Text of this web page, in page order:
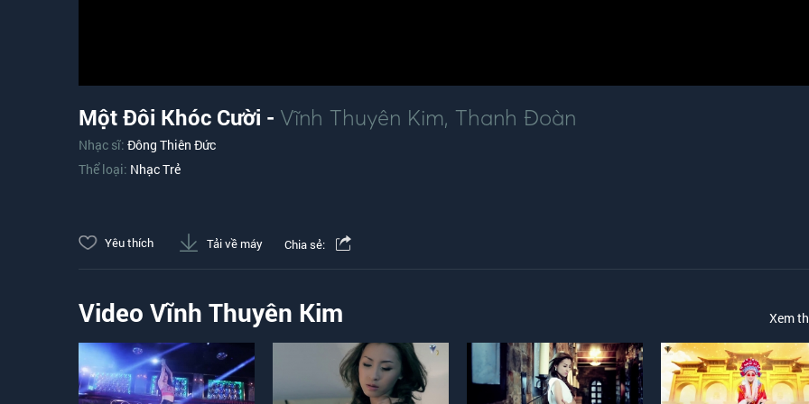
Một Đôi Khóc Cười - Vĩnh Thuyên Kim, Thanh Đoàn
Nhạc sĩ: Đông Thiên Đức
Thể loại: Nhạc Trẻ
Yêu thích Tải về máy Chia sẻ:
Video Vĩnh Thuyên Kim Xem